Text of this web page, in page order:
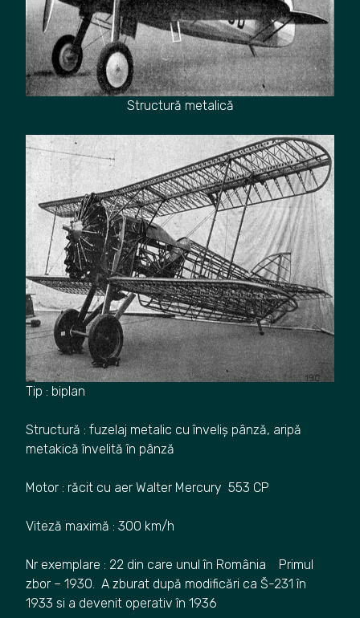
Structură metalică
Tip : biplan
Structură : fuzelaj metalic cu înveliș pânză, aripă
metakică învelită în pânză
Motor : răcit cu aer Walter Mercury 553 CP
Viteză maximă : 300 km/h
Nr exemplare : 22 din care unul în România Primul
zbor – 1930. A zburat după modificări ca Š-231 în
1933 si a devenit operativ în 1936